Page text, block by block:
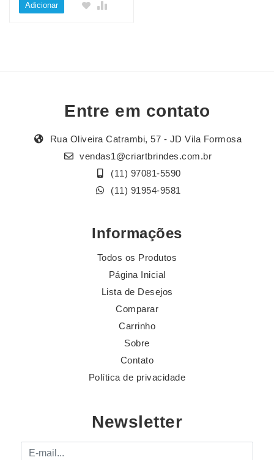
Adicionar
Entre em contato
Rua Oliveira Catrambi, 57 - JD Vila Formosa
vendas1@criartbrindes.com.br
(11) 97081-5590
(11) 91954-9581
Informações
Todos os Produtos
Página Inicial
Lista de Desejos
Comparar
Carrinho
Sobre
Contato
Política de privacidade
Newsletter
E-mail